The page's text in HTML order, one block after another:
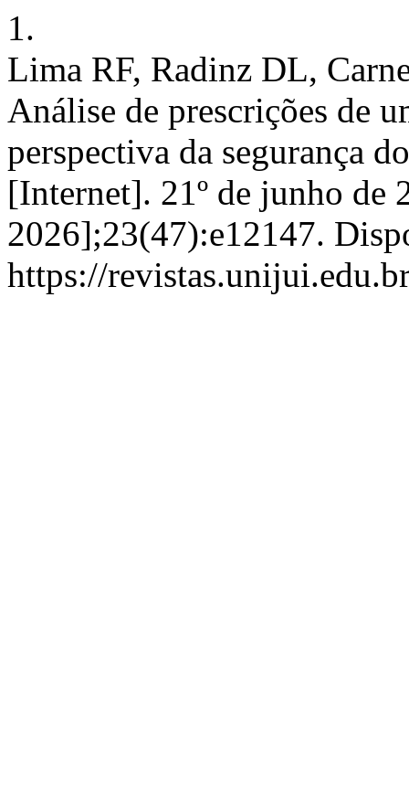
1.
Lima RF, Radinz DL,
Análise de prescrições de
perspectiva da segurança
[Internet]. 21º de junho de
2026];23(47):e12147.
https://